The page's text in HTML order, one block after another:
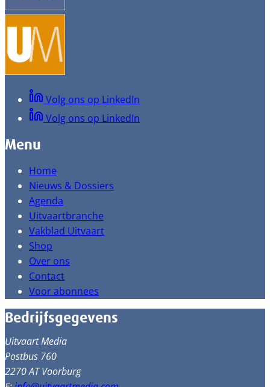
Volg ons op LinkedIn
Volg ons op LinkedIn
Menu
Home
Nieuws & Dossiers
Agenda
Uitvaartbranche
Vakblad Uitvaart
Shop
Over ons
Contact
Voor abonnees
Bedrijfsgegevens
Uitvaart Media
Postbus 760
2270 AT Voorburg